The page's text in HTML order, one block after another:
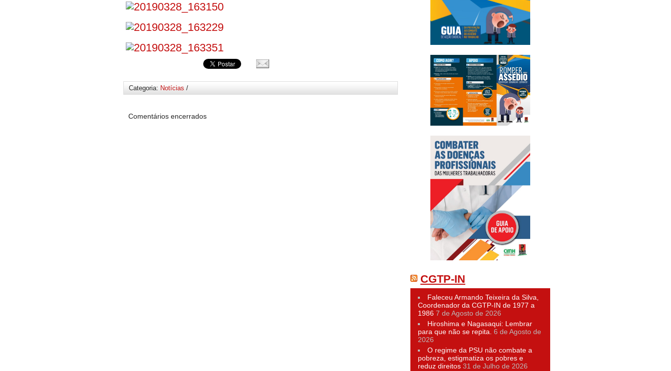
Categoria: Notícias /
Comentários encerrados
CGTP-IN
Faleceu Armando Teixeira da Silva,
Coordenador da CGTP-IN de 1977 a
1986 7 de Agosto de 2026
Hiroshima e Nagasaqui: Lembrar
para que não se repita. 6 de Agosto de
2026
O regime da PSU não combate a
pobreza, estigmatiza os pobres e
reduz direitos 31 de Julho de 2026